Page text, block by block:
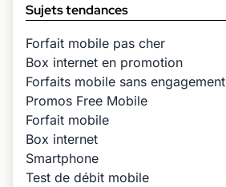
Sujets tendances
Forfait mobile pas cher
Box internet en promotion
Forfaits mobile sans engagement
Promos Free Mobile
Forfait mobile
Box internet
Smartphone
Test de débit mobile